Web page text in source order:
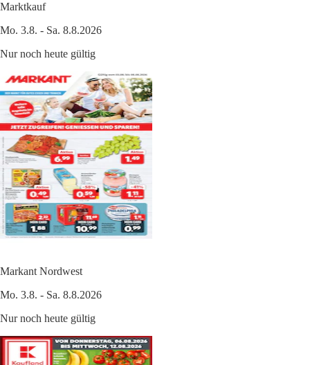
Marktkauf
Mo. 3.8. - Sa. 8.8.2026
Nur noch heute gültig
Markant Nordwest
Mo. 3.8. - Sa. 8.8.2026
Nur noch heute gültig